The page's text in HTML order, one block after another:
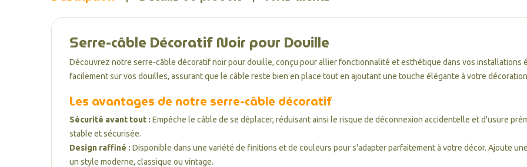
Serre-câble Décoratif Noir pour Douille
Découvrez notre serre-câble décoratif noir pour douille, conçu pour allier fonctionnalité et esthétique dans vos installations
facilement sur vos douilles, assurant que le câble reste bien en place tout en ajoutant une touche élégante à votre
Les avantages de notre serre-câble décoratif
Sécurité avant tout : Empêche le câble de se déplacer, réduisant ainsi le risque de déconnexion accidentelle et d'usure
stable et sécurisée.
Design raffiné : Disponible dans une variété de finitions et de couleurs pour s'adapter parfaitement à votre décor. Ajoute
un style moderne, classique ou vintage.